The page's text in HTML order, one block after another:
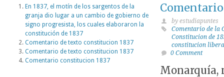
by estudiapuntes
Comentario de la
Constitucion de
constitucion
0 Comment
Monarquía,
En 1837, el motín de los sargentos de la
granja dio lugar a un cambio de gobierno de
signo progresista, los cuales elaboraron la
constitución de 1837
Comentario de texto constitucion 1837
Comentario de texto constitucion 1837
Comentario constitucion 1837